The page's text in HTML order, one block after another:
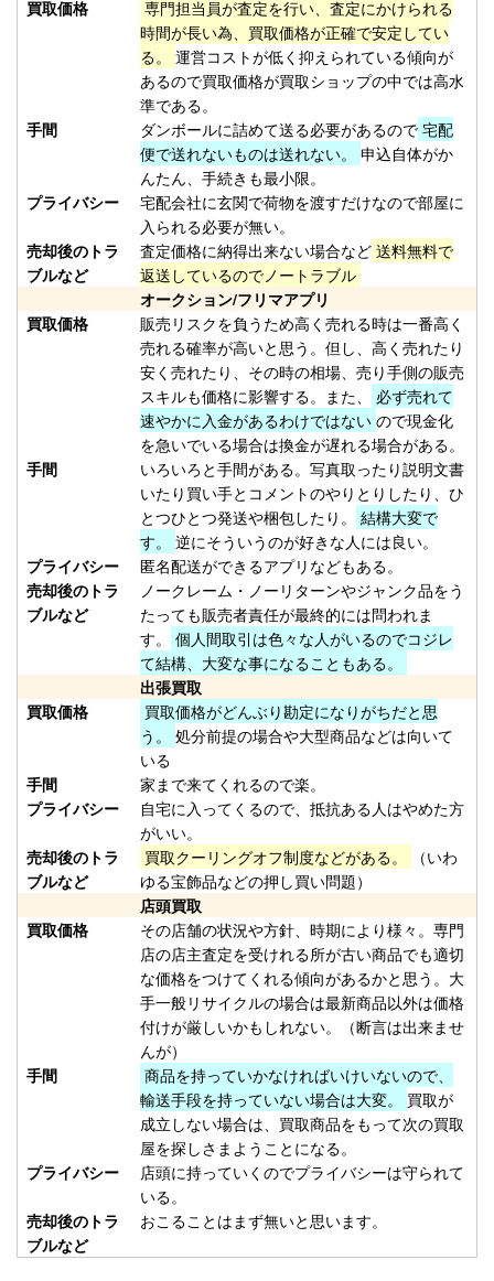
（2026/03/31迄）
Orvis オービス フライリール
CFO123 未使用
釣具買取クーポンturi20260214-
01（2026/02/28迄）
27,000円
2026/02/14
Orvis オービス フライリール
CFO III 未使用
釣具買取クーポンturi20260214-
02（2026/02/28迄）
24,000円
2026/02/14
Orvis オービス フライリール
CFO IV 未使用
釣具買取クーポン turi20260214-
（2026/02/28迄）
17,500円
2026/02/14
Orvis オービス フライリール
MACH V 未使用
釣具買取クーポン turi20260214-
04（2026/02/28迄）
10,000円
2026/02/14
Orvis オービス フライリール
BATTENKILL DISC 7/8 ディスク
未使用
釣具買取クーポン turi20260214-
05 （2026/02/28迄）
5,500円
2026/02/14
ホンデックス PS-800GP 魚探 未
使用
釣具買取クーポン
plamo20260124-
（2026/02/28迄）
49,000円
2026/01/24
ホンデックス HE-71GPⅡ 魚探 未
使用
釣具買取クーポン
plamo20260124-
02（2026/02/28迄）
2026/01/24
ホンデックス HE-81GPⅢ 魚探 未
釣具買取クーポン
plamo20260124-
（2026/02/28迄）
36,000円
2026/01/24
ホンデックス PS-610C-WP ワカ
サギパック 魚探 未使用
釣具買取クーポン
plamo20260124-
04（2026/02/28迄）
28,500円
2026/01/24
ホンデックス PS-501CN 魚探 未
使用
釣具買取クーポン
15,000円
2026/01/24
買取価格
専門担当員が査定を行い、査定にかけられる
時間が長い為、買取価格が正確で安定してい
る。 運営コストが低く抑えられている傾向が
あるので買取価格が買取ショップの中では高水
準である。
手間
ダンボールに詰めて送る必要があるので 宅配
便で送れないものは送れない。 申込自体がか
んたん、手続きも最小限。
プライバシー
宅配会社に玄関で荷物を渡すだけなので部屋に
入られる必要が無い。
売却後のトラ
ブルなど
査定価格に納得出来ない場合など 送料無料で
返送しているのでノートラブル
オークション/フリマアプリ
買取価格
販売リスクを負うため高く売れる時は一番高く
売れる確率が高いと思う。但し、高く売れたり
安く売れたり、その時の相場、売り手側の販売
スキルも価格に影響する。また、
必ず売れて
速やかに入金があるわけではない ので現金化
を急いでいる場合は換金が遅れる場合がある。
手間
いろいろと手間がある。写真取ったり説明文書
いたり買い手とコメントのやりとりしたり、ひ
とつひとつ発送や梱包したり。
結構大変で
す。 逆にそういうのが好きな人には良い。
プライバシー
匿名配送ができるアプリなどもある。
売却後のトラ
ブルなど
ノークレーム・ノーリターンやジャンク品をう
たっても販売者責任が最終的には問われま
す。
個人間取引は色々な人がいるのでコジレ
て結構、大変な事になることもある。
出張買取
買取価格
買取価格がどんぶり勘定になりがちだと思
う。 処分前提の場合や大型商品などは向いて
いる
手間
家まで来てくれるので楽。
プライバシー
自宅に入ってくるので、抵抗ある人はやめた方
がいい。
売却後のトラ
ブルなど
買取クーリングオフ制度などがある。
（いわ
ゆる宝飾品などの押し買い問題）
店頭買取
買取価格
その店舗の状況や方針、時期により様々。専門
店の店主査定を受けれる所が古い商品でも適切
な価格をつけてくれる傾向があるかと思う。大
手一般リサイクルの場合は最新商品以外は価格
付けが厳しいかもしれない。（断言は出来ませ
んが）
手間
商品を持っていかなければいけいないので、
輸送手段を持っていない場合は大変。 買取が
成立しない場合は、買取商品をもって次の買取
屋を探しさまようことになる。
プライバシー
店頭に持っていくのでプライバシーは守られて
いる。
売却後のトラ
ブルなど
おこることはまず無いと思います。